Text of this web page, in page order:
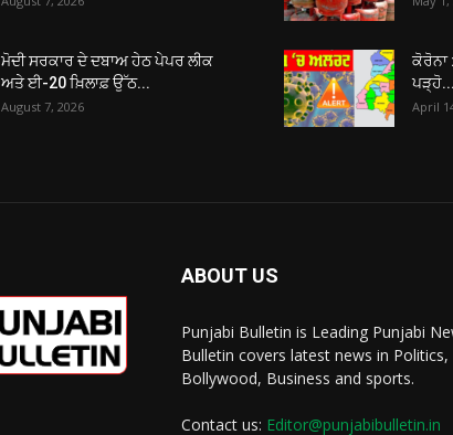
ਮੋਦੀ ਸਰਕਾਰ ਦੇ ਦਬਾਅ ਹੇਠ ਪੇਪਰ ਲੀਕ
ਅਤੇ ਈ-20 ਖ਼ਿਲਾਫ਼ ਉੱਠ...
August 7, 2026
ਕੋਰੋਨਾ
ਪੜ੍ਹੋ...
April
ABOUT US
Punjabi Bulletin is Leading Punjabi
Bulletin covers latest news in
Bollywood, Business and sports.
Contact us: Editor@punjabibulletin.in